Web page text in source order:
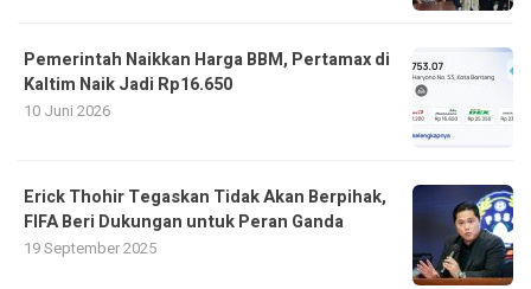
Pemerintah Naikkan Harga BBM, Pertamax di
Kaltim Naik Jadi Rp16.650
10 Juni 2026
Erick Thohir Tegaskan Tidak Akan Berpihak,
FIFA Beri Dukungan untuk Peran Ganda
19 September 2025